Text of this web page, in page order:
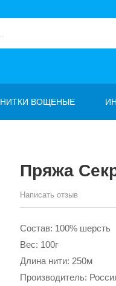
НИТКИ ВОЩЕНЫЕ
Пряжа
Написать отзыв
Состав: 100% шерсть
Вес: 100г
Длина нити: 250м
Производитель: